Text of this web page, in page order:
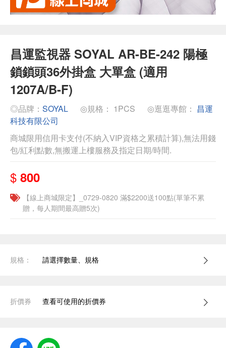
昌運監視器 SOYAL AR-BE-242 陽極
鎖鎖頭36外掛盒 大單盒 (適用
1207A/B-F)
◎品牌： SOYAL ◎規格： 1PCS ◎逛逛專館： 昌運
科技有限公司
商城限用信用卡支付(不納入VIP資格之累積計算),無法用錢
包/紅利點數,無搬運上樓服務及指定日期/時間.
$ 800
【線上商城限定】_0729-0820 滿$2200送100點(單筆不累
贈，每人期間最高贈5次)
規格： 請選擇數量、規格
折價券 查看可使用的折價券